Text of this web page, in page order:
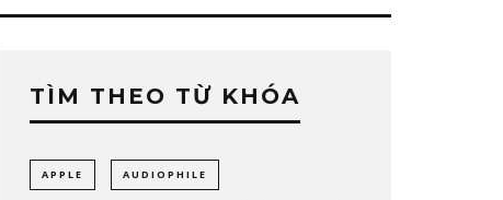
TÌM THEO TỪ KHÓA
APPLE AUDIOPHILE